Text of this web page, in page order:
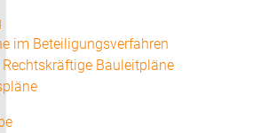
im Beteiligungsverfahren
Bauleitpläne